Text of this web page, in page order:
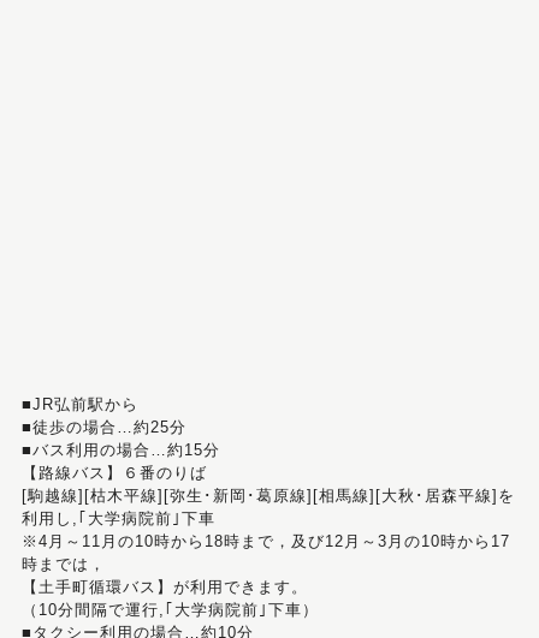
■JR弘前駅から
■徒歩の場合…約25分
■バス利用の場合…約15分
【路線バス】６番のりば
[駒越線][枯木平線][弥生･新岡･葛原線][相馬線][大秋･居森平線]を
利用し,｢大学病院前｣下車
※4月～11月の10時から18時まで，及び12月～3月の10時から17
時までは，
【土手町循環バス】が利用できます。
（10分間隔で運行,｢大学病院前｣下車）
■タクシー利用の場合…約10分